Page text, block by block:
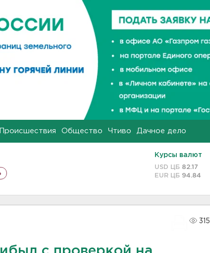
Происшествия Общество Чтиво Дачное дело
Курсы валют
USD ЦБ 82.17
EUR ЦБ 94.84
315